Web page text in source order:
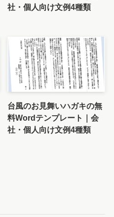
社・個人向け文例4種類
台風のお見舞いハガキの無
料Wordテンプレート｜会
社・個人向け文例4種類